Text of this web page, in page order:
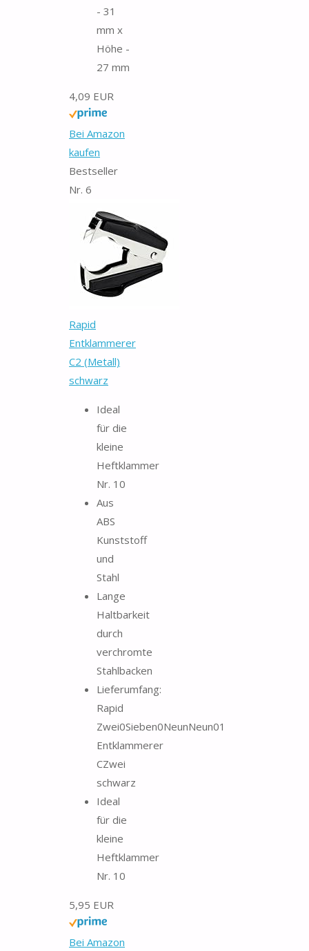
- 31
mm x
Höhe -
27 mm
4,09 EUR
Bei Amazon
kaufen
Bestseller
Nr. 6
Rapid
Entklammerer
C2 (Metall)
schwarz
Ideal
für die
kleine
Heftklammer
Nr. 10
Aus
ABS
Kunststoff
und
Stahl
Lange
Haltbarkeit
durch
verchromte
Stahlbacken
Lieferumfang:
Rapid
Zwei0Sieben0NeunNeun01
Entklammerer
CZwei
schwarz
Ideal
für die
kleine
Heftklammer
Nr. 10
5,95 EUR
Bei Amazon